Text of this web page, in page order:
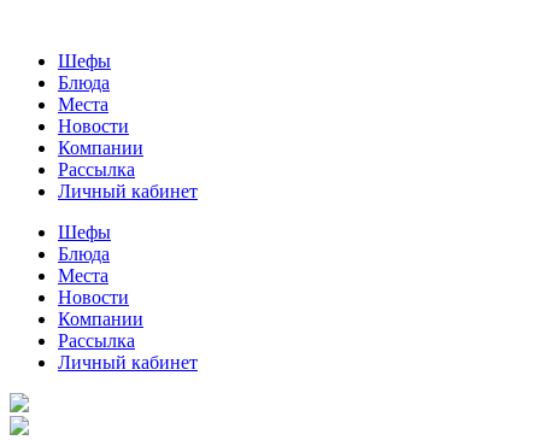
Шефы
Блюда
Места
Новости
Компании
Рассылка
Личный кабинет
Шефы
Блюда
Места
Новости
Компании
Рассылка
Личный кабинет